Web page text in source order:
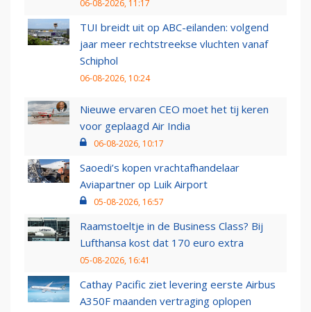
06-08-2026, 11:17
TUI breidt uit op ABC-eilanden: volgend
jaar meer rechtstreekse vluchten vanaf
Schiphol
06-08-2026, 10:24
Nieuwe ervaren CEO moet het tij keren
voor geplaagd Air India
06-08-2026, 10:17
Saoedi’s kopen vrachtafhandelaar
Aviapartner op Luik Airport
05-08-2026, 16:57
Raamstoeltje in de Business Class? Bij
Lufthansa kost dat 170 euro extra
05-08-2026, 16:41
Cathay Pacific ziet levering eerste Airbus
A350F maanden vertraging oplopen